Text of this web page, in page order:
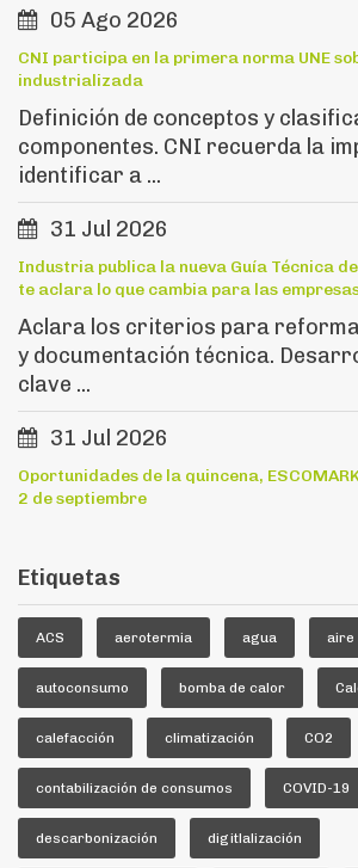
05 Ago 2026
CNI participa en la primera norma UNE
industrializada
Definición de conceptos y
componentes. CNI recuerda la
identificar a ...
31 Jul 2026
Industria publica la nueva Guía Técnica
te aclara lo que cambia para las
Aclara los criterios para
y documentación técnica.
clave ...
31 Jul 2026
Oportunidades de la quincena,
2 de septiembre
Etiquetas
ACS aerotermia agua aire
autoconsumo bomba de calor
calefacción climatización CO2
contabilización de consumos COVID-19
descarbonización digitlalización